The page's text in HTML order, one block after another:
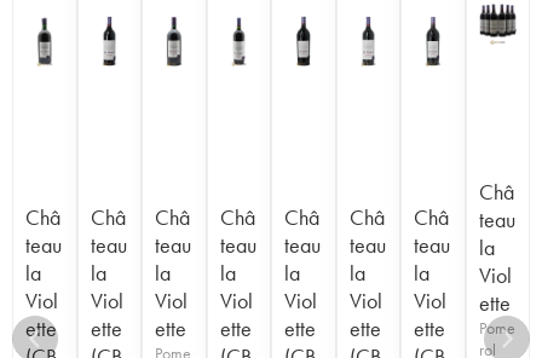
Châ
teau
la
Viol
ette
Châ
teau
la
Viol
ette
Châ
teau
la
Viol
ette
Pome
Châ
teau
la
Viol
ette
Châ
teau
la
Viol
ette
Châ
teau
la
Viol
ette
Châ
teau
la
Viol
ette
Châ
teau
la
Viol
ette
Pome
rol